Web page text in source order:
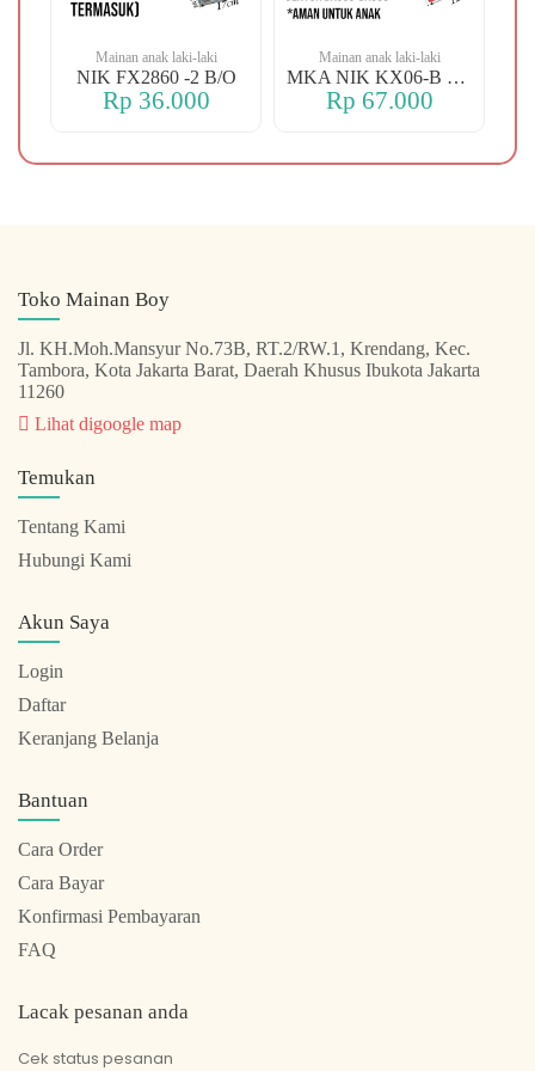
Mainan anak laki-laki
NIK FX2860 -2 B/O
Rp 36.000
Mainan anak laki-laki
MKA NIK KX06-B FREE
Rp 67.000
Toko Mainan Boy
Jl. KH.Moh.Mansyur No.73B, RT.2/RW.1, Krendang, Kec.
Tambora, Kota Jakarta Barat, Daerah Khusus Ibukota Jakarta
11260
Lihat digoogle map
Temukan
Tentang Kami
Hubungi Kami
Akun Saya
Login
Daftar
Keranjang Belanja
Bantuan
Cara Order
Cara Bayar
Konfirmasi Pembayaran
FAQ
Lacak pesanan anda
Cek status pesanan